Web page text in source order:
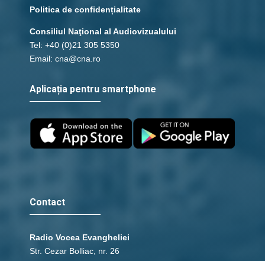
Politica de confidențialitate
Consiliul Naţional al Audiovizualului
Tel: +40 (0)21 305 5350
Email: cna@cna.ro
Aplicația pentru smartphone
Contact
Radio Vocea Evangheliei
Str. Cezar Bolliac, nr. 26